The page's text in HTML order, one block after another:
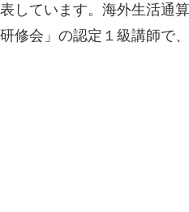
しています。海外生活通
修会」の認定１級講師で